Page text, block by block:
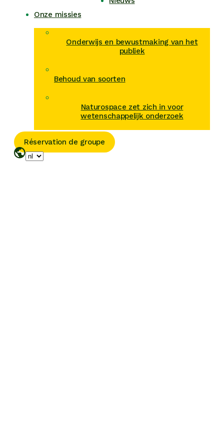
Onze missies
Onderwijs en bewustmaking van het
publiek
Behoud van soorten
Naturospace zet zich in voor
wetenschappelijk onderzoek
Réservation de groupe